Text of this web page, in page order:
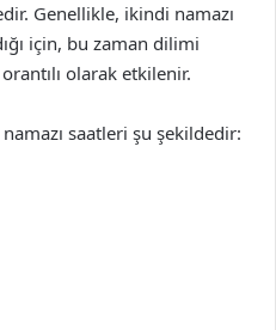
Genellikle, ikindi namazı
için, bu zaman dilimi
olarak etkilenir.
saatleri şu şekildedir: